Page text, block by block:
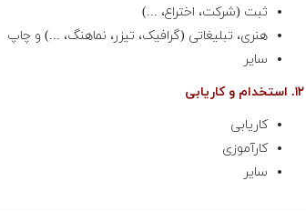
ثبت (شرکت، اختراع، ...)
هنری، تبلیغاتی (گرافیک، تیزر، نماهنگ، ...) و چاپ
سایر
۱۲. استخدام و کاریابی
کاریابی
کارآموزی
سایر